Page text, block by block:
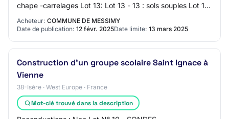
chape -carrelages Lot 13: Lot 13 - 13 : sols souples Lot 14:
Acheteur: COMMUNE DE MESSIMY
Date de publication: 12 févr. 2025Date limite: 13 mars 2025
Construction d'un groupe scolaire Saint Ignace à
Vienne
38-Isère · West Europe · France
Mot-clé trouvé dans la description